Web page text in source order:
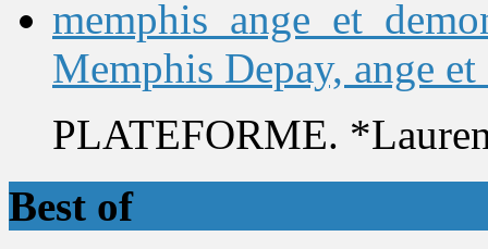
Memphis Depay, ange et
PLATEFORME.
Best of